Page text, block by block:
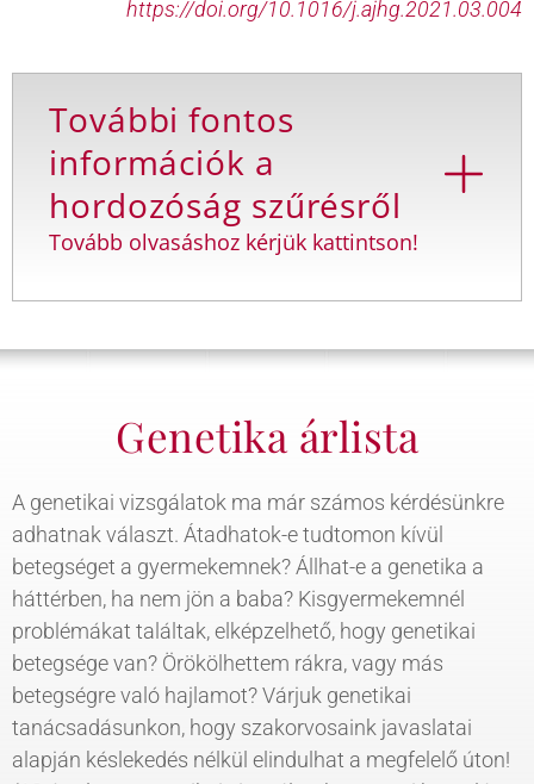
https://doi.org/10.1016/j.ajhg.2021.03.004
További fontos
információk a
hordozóság szűrésről
Tovább olvasáshoz kérjük kattintson!
Genetika árlista
A genetikai vizsgálatok ma már számos kérdésünkre
adhatnak választ. Átadhatok-e tudtomon kívül
betegséget a gyermekemnek? Állhat-e a genetika a
háttérben, ha nem jön a baba? Kisgyermekemnél
problémákat találtak, elképzelhető, hogy genetikai
betegsége van? Örökölhettem rákra, vagy más
betegségre való hajlamot? Várjuk genetikai
tanácsadásunkon, hogy szakorvosaink javaslatai
alapján késlekedés nélkül elindulhat a megfelelő úton!